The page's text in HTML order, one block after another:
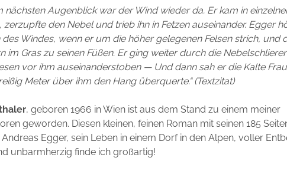
nächsten Augenblick war der Wind wieder da. Er kam in
zerzupfte den Nebel und trieb ihn in Fetzen auseinander. Egger
des Windes, wenn er um die höher gelegenen Felsen strich, und
im Gras zu seinen Füßen. Er ging weiter durch die
vor ihm auseinanderstoben — Und dann sah er die Kalte
Meter über ihm den Hang überquerte.“ (Textzitat)
, geboren 1966 in Wien ist aus dem Stand zu einem meiner
geworden. Diesen kleinen, feinen Roman mit seinen 185
Egger, sein Leben in einem Dorf in den Alpen, voller
unbarmherzig finde ich großartig!